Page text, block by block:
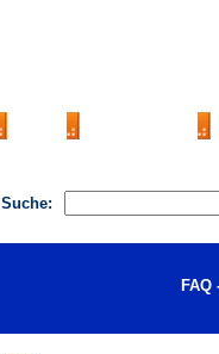
Suche: